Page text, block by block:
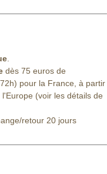
dès 75 euros de
pour la France, à partir
(voir les détails de
retour 20 jours